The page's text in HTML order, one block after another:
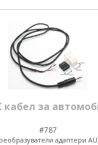
кабел за
#787
адаптери